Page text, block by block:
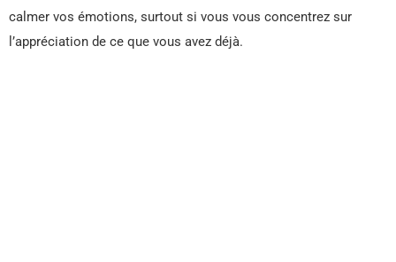
calmer vos émotions, surtout si vous vous concentrez sur
l’appréciation de ce que vous avez déjà.